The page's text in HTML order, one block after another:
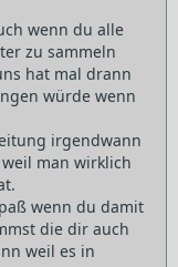
wenn du alle
zu sammeln
hat mal drann
würde wenn
irgendwann
man wirklich
wenn du damit
die dir auch
weil es in